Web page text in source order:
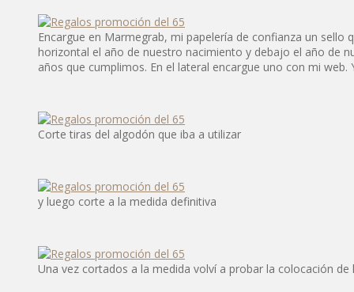
Encargue en Marmegrab, mi papelería de confianza un sello
horizontal el año de nuestro nacimiento y debajo el año de
años que cumplimos. En el lateral encargue uno con mi
Corte tiras del algodón que iba a utilizar
y luego corte a la medida definitiva
Una vez cortados a la medida volví a probar la colocación de